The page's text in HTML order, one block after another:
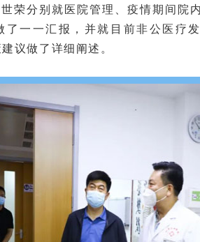
荣分别就医院管理、疫情期间院
了一一汇报，并就目前非公医疗
议做了详细阐述。